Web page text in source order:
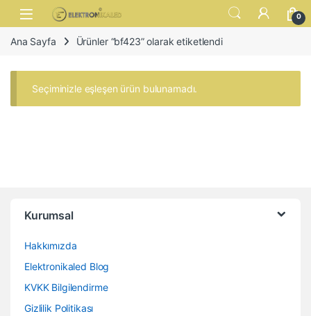
Skip to navigation
Skip to content
Open 0
Ana Sayfa Ürünler “bf423” olarak etiketlendi
Seçiminizle eşleşen ürün bulunamadı.
Kurumsal
Hakkımızda
Elektronikaled Blog
KVKK Bilgilendirme
Gizlilik Politikası